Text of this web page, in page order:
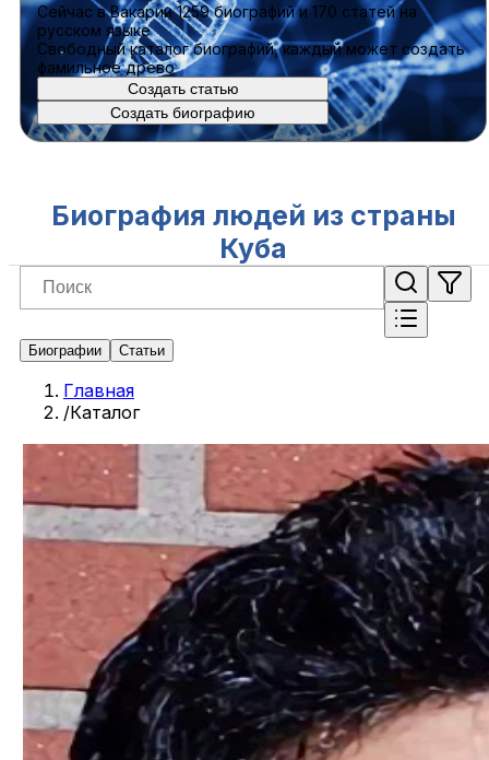
Cейчас в Вакарии1259 биографийи170 статейна
русском языке
Свободный каталог биографий, каждый может создать
фамильное древо
Создать статью
Создать биографию
Биография людей из страны
Куба
Биографии Статьи
Главная
/Каталог